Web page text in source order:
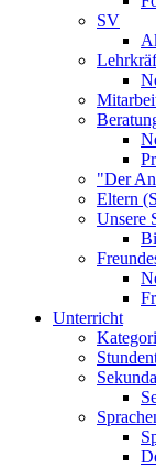
SV
"Der
Eltern
Unsere
Unterricht